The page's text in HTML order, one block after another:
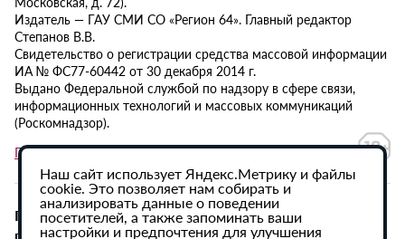
Издатель — ГАУ СМИ СО «Регион 64». Главный редактор
Степанов В.В.
Свидетельство о регистрации средства массовой информации
ИА № ФС77-60442 от 30 декабря 2014 г.
Выдано Федеральной службой по надзору в сфере связи,
информационных технологий и массовых коммуникаций
(Роскомнадзор).
Политика в отношении обработки персональных данных
При использовании материалов сайта активная
гиперссылка на ИА «Регион 64» обязательна.
Наш сайт использует Яндекс.Метрику и файлы
cookie. Это позволяет нам собирать и
анализировать данные о поведении
посетителей, а также запоминать ваши
настройки и предпочтения для улучшения